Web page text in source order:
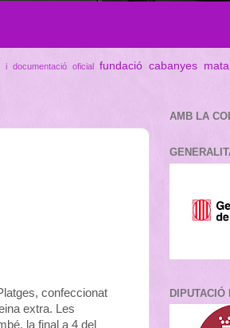
i documentació oficial fundació cabanyes
confeccionat
extra. Les
la final a 4 del
AMB LA
DIPUTACIÓ